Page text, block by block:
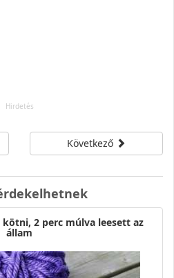
Következő
kötni, 2 perc múlva leesett az
állam